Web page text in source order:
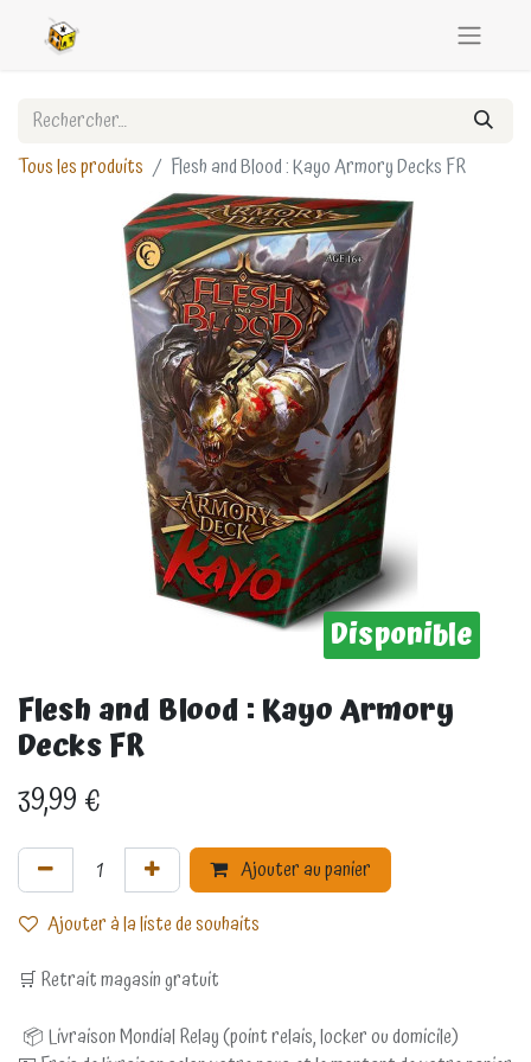
Tous les produits Flesh and Blood : Kayo Armory Decks FR
Disponible
Flesh and Blood : Kayo Armory
Decks FR
39,99€
Ajouter au panier
Ajouter à la liste de souhaits
🛒 Retrait magasin gratuit
📦 Livraison Mondial Relay (point relais, locker ou domicile)